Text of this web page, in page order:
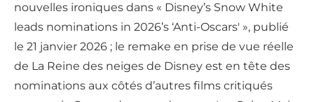
nouvelles ironiques dans « Disney’s Snow White
leads nominations in 2026’s ‘Anti-Oscars' », publié
le 21 janvier 2026 ; le remake en prise de vue réelle
de La Reine des neiges de Disney est en tête des
nominations aux côtés d’autres films critiqués